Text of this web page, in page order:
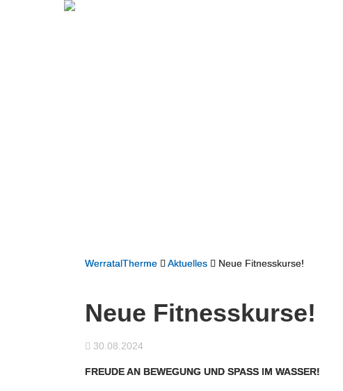
WerratalTherme Aktuelles Neue Fitnesskurse!
Neue Fitnesskurse!
30.08.2024
FREUDE AN BEWEGUNG UND SPASS IM WASSER!